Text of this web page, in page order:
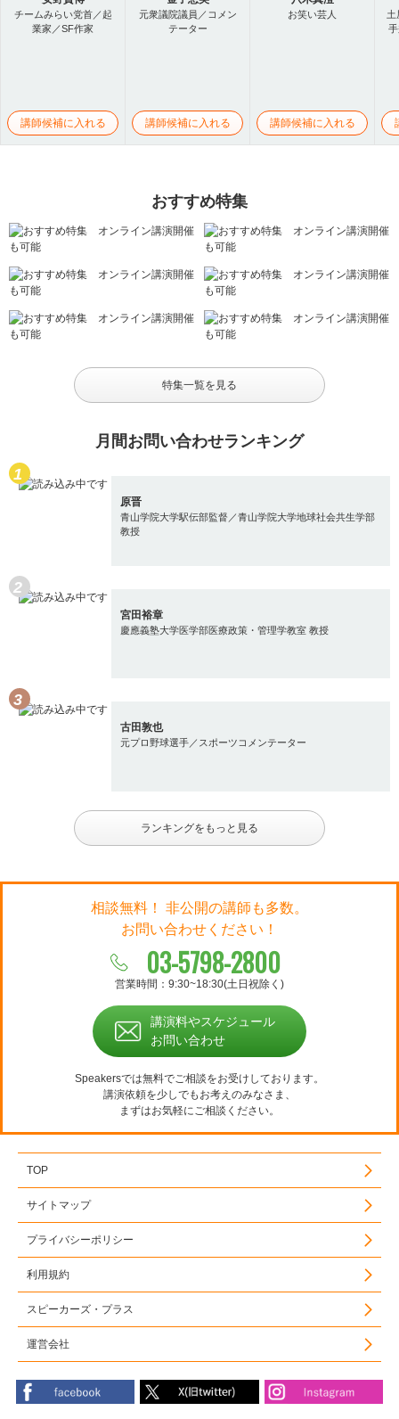
チームみらい党首／起
業家／SF作家
講師候補に入れる
元衆議院議員／コメン
テーター
講師候補に入れる
お笑い芸人
講師候補に入れる
土
おすすめ特集
特集一覧を見る
月間お問い合わせランキング
原晋
青山学院大学駅伝部監督／青山学院大学地球社会共生学部
教授
宮田裕章
慶應義塾大学医学部医療政策・管理学教室 教授
古田敦也
元プロ野球選手／スポーツコメンテーター
ランキングをもっと見る
相談無料！ 非公開の講師も多数。
お問い合わせください！
03-5798-2800
営業時間：9:30~18:30(土日祝除く)
講演料やスケジュール
お問い合わせ
Speakersでは無料でご相談をお受けしております。
講演依頼を少しでもお考えのみなさま、
まずはお気軽にご相談ください。
TOP
サイトマップ
プライバシーポリシー
利用規約
スピーカーズ・プラス
運営会社